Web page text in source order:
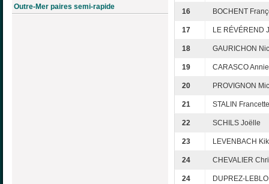
Outre-Mer paires semi-rapide
16 BOCHENT
17 LE RÉVÉREND
18 GAURICHON
19 CARASCO Annie
20 PROVIGNON
21 STALIN Francette
22 SCHILS Joëlle
23 LEVENBACH
24 CHEVALIER
24 DUPREZ-